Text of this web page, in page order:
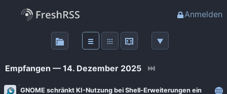
Anmelden
Haupt-Feeds
Empfangen — 14. Dezember 2025 ⏭
GNOME schränkt KI-Nutzung bei Shell-Erweiterungen ein